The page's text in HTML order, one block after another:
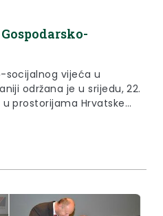
socijalnog vijeća u
održana je u srijedu, 22.
prostorijama Hrvatske